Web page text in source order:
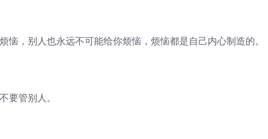
恼，别人也永远不可能给你烦恼，烦恼都是自己内心制造的。
要管别人。